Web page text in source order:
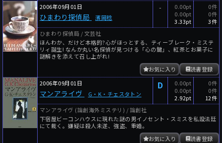
2006年09月01日
ひまわり探偵局 濱岡稔
-
0.00pt
0.00pt
3.33pt
0件
0件
3件
ひまわり探偵局 / 文芸社
ほんわか、だけど本格的?心がほっとする、ティーブレーク・ミステ
リィ誕生! なんか丸い名探偵が見つける「心の鍵」、紅茶とお菓子に
謎解きを添えて召し上がれ!
読書登録
お気に入り
2006年09月01日
マンアライヴ G・K・チェスタトン
D
0.00pt
0.00pt
2.92pt
0件
0件
12件
マンアライヴ (論創海外ミステリ) / 論創社
下宿屋ビーコンハウスに現れた謎の男イノセント・スミスを私設法廷
にて裁く。嫌疑は殺人未遂、強盗、重婚。
読書登録
お気に入り